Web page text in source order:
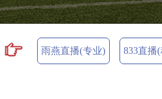
雨燕直播(专业) 833直播